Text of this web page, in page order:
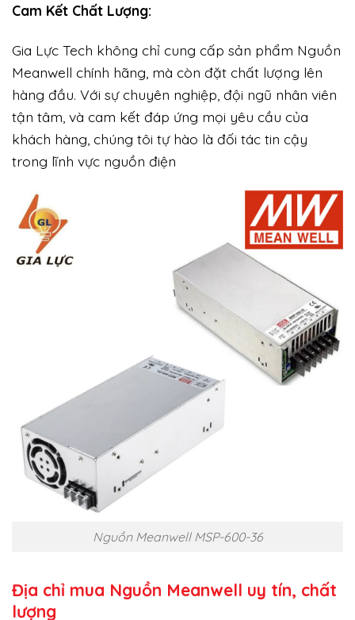
Cam Kết Chất Lượng:
Gia Lực Tech không chỉ cung cấp sản phẩm Nguồn
Meanwell chính hãng, mà còn đặt chất lượng lên
hàng đầu. Với sự chuyên nghiệp, đội ngũ nhân viên
tận tâm, và cam kết đáp ứng mọi yêu cầu của
khách hàng, chúng tôi tự hào là đối tác tin cậy
trong lĩnh vực nguồn điện
Nguồn Meanwell MSP-600-36
Địa chỉ mua Nguồn Meanwell uy tín, chất
lượng